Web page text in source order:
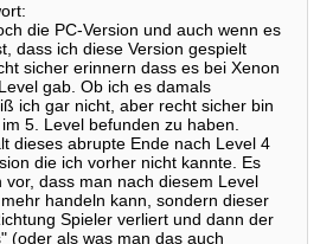
die PC-Version und auch wenn es
dass ich diese Version gespielt
sicher erinnern dass es bei Xenon
gab. Ob ich es damals
ich gar nicht, aber recht sicher bin
5. Level befunden zu haben.
dieses abrupte Ende nach Level 4
die ich vorher nicht kannte. Es
vor, dass man nach diesem Level
handeln kann, sondern dieser
Spieler verliert und dann der
(oder als was man das auch